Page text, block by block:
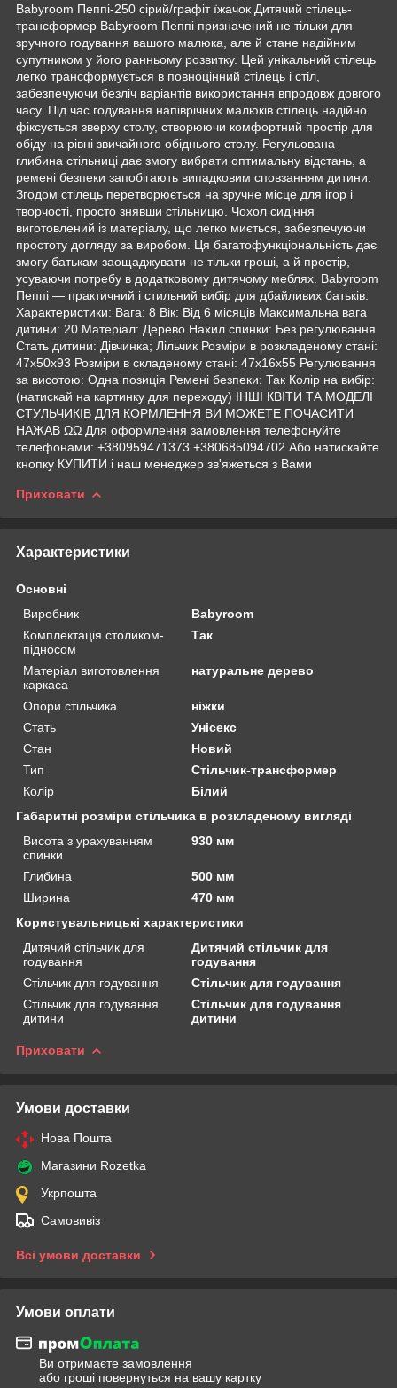
Babyroom Пеппі-250 сірий/графіт їжачок Дитячий стілець-
трансформер Babyroom Пеппі призначений не тільки для
зручного годування вашого малюка, але й стане надійним
супутником у його ранньому розвитку. Цей унікальний стілець
легко трансформується в повноцінний стілець і стіл,
забезпечуючи безліч варіантів використання впродовж довгого
часу. Під час годування напіврічних малюків стілець надійно
фіксується зверху столу, створюючи комфортний простір для
обіду на рівні звичайного обіднього столу. Регульована
глибина стільниці дає змогу вибрати оптимальну відстань, а
ремені безпеки запобігають випадковим сповзанням дитини.
Згодом стілець перетворюється на зручне місце для ігор і
творчості, просто знявши стільницю. Чохол сидіння
виготовлений із матеріалу, що легко миється, забезпечуючи
простоту догляду за виробом. Ця багатофункціональність дає
змогу батькам заощаджувати не тільки гроші, а й простір,
усуваючи потребу в додатковому дитячому меблях. Babyroom
Пеппі — практичний і стильний вибір для дбайливих батьків.
Характеристики: Вага: 8 Вік: Від 6 місяців Максимальна вага
дитини: 20 Матеріал: Дерево Нахил спинки: Без регулювання
Стать дитини: Дівчинка; Лільчик Розміри в розкладеному стані:
47х50х93 Розміри в складеному стані: 47х16х55 Регулювання
за висотою: Одна позиція Ремені безпеки: Так Колір на вибір:
(натискай на картинку для переходу) ІНШІ КВІТИ ТА МОДЕЛІ
СТУЛЬЧИКІВ ДЛЯ КОРМЛЕННЯ ВИ МОЖЕТЕ ПОЧАСИТИ
НАЖАВ ΩΩ Для оформлення замовлення телефонуйте
телефонами: +380959471373 +380685094702 Або натискайте
кнопку КУПИТИ і наш менеджер зв'яжеться з Вами
Приховати
Характеристики
Основні
Виробник
Babyroom
Комплектація столиком-
підносом
Так
Матеріал виготовлення
каркаса
натуральне дерево
Опори стільчика
ніжки
Стать
Унісекс
Стан
Новий
Тип
Стільчик-трансформер
Колір
Білий
Габаритні розміри стільчика в розкладеному вигляді
Висота з урахуванням
спинки
930 мм
Глибина
500 мм
Ширина
470 мм
Користувальницькі характеристики
Дитячий стільчик для
годування
Дитячий стільчик для
годування
Стільчик для годування
Стільчик для годування
Стільчик для годування
дитини
Стільчик для годування
дитини
Приховати
Умови доставки
Нова Пошта
Магазини Rozetka
Укрпошта
Самовивіз
Всі умови доставки
Умови оплати
Ви отримаєте замовлення
або гроші повернуться на вашу картку